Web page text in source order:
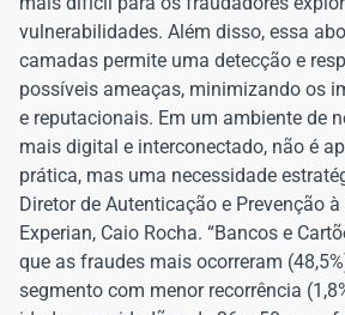
vulnerabilidades. Além disso, essa
camadas permite uma detecção e
possíveis ameaças, minimizando os
e reputacionais. Em um ambiente de
mais digital e interconectado, não é
prática, mas uma necessidade
Diretor de Autenticação e Prevenção
Experian, Caio Rocha. “Bancos e
que as fraudes mais ocorreram
segmento com menor recorrência